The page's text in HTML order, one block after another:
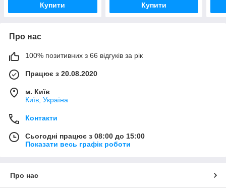
Купити Купити
Про нас
100% позитивних з 66 відгуків за рік
Працює з 20.08.2020
м. Київ
Київ, Україна
Контакти
Сьогодні працює з 08:00 до 15:00
Показати весь графік роботи
Про нас